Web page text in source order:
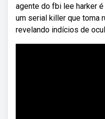
agente do fbi lee harker
um serial killer que toma
revelando indícios de